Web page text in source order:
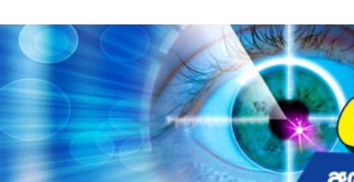
to
contentvinivida.lk